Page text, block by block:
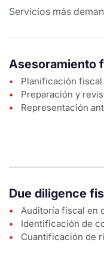
Servicios más
Asesoramiento
Planificación fiscal
Preparación y
Representación
Due diligence
Auditoría fiscal en
Identificación de
Cuantificación de